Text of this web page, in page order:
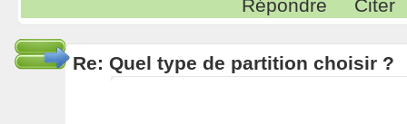
Répondre Citer
Re: Quel type de partition choisir ?